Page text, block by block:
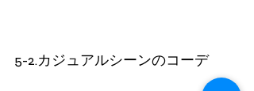
5-2.カジュアルシーンのコーデ